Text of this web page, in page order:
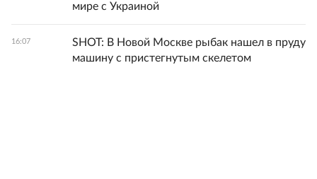
мире с Украиной
16:07
SHOT: В Новой Москве рыбак нашел в пруду
машину с пристегнутым скелетом